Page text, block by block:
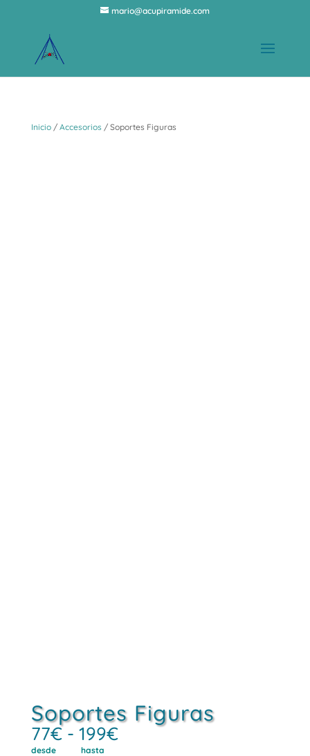
mario@acupiramide.com
Inicio/ Accesorios/ Soportes Figuras
Soportes Figuras
77€ - 199€Rango
desde hasta